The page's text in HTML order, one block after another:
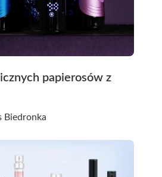
papierosów z
Biedronka